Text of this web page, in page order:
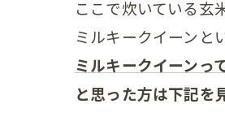
ここで炊いている玄
ミルキークイーンと
ミルキークイーンっ
と思った方は下記を